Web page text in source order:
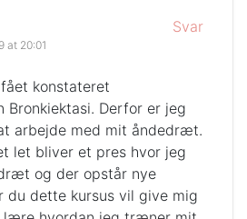
at 20:01
konstateret
Bronkiektasi. Derfor er jeg
arbejde med mit åndedræt.
let bliver et pres hvor jeg
og der opstår nye
du dette kursus vil give mig
Svar